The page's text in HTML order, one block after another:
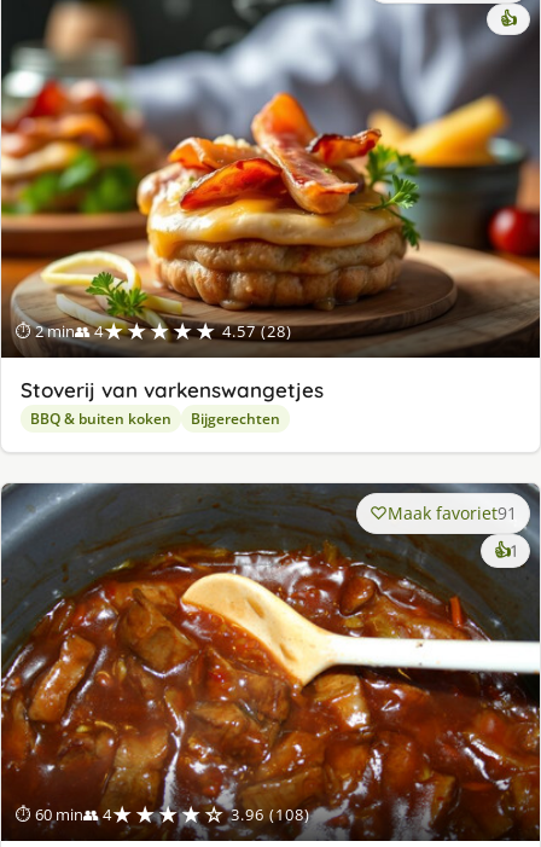
⏱ 2 min👥 4★★★★★ 4.57 (28)
👍
Stoverij van varkenswangetjes
BBQ & buiten koken Bijgerechten
⏱ 60 min👥 4★★★★☆ 3.96 (108)
Maak favoriet91
👍1